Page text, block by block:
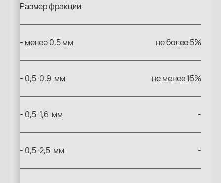
Размер фракции
- менее 0,5 мм не более 5%
- 0,5-0,9 мм не менее 15%
- 0,5-1,6 мм -
- 0,5-2,5 мм -